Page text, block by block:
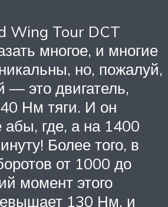
Wing Tour DCT
многое, и многие
но, пожалуй,
— это двигатель,
Нм тяги. И он
где, а на 1400
Более того, в
от 1000 до
момент этого
130 Нм, и